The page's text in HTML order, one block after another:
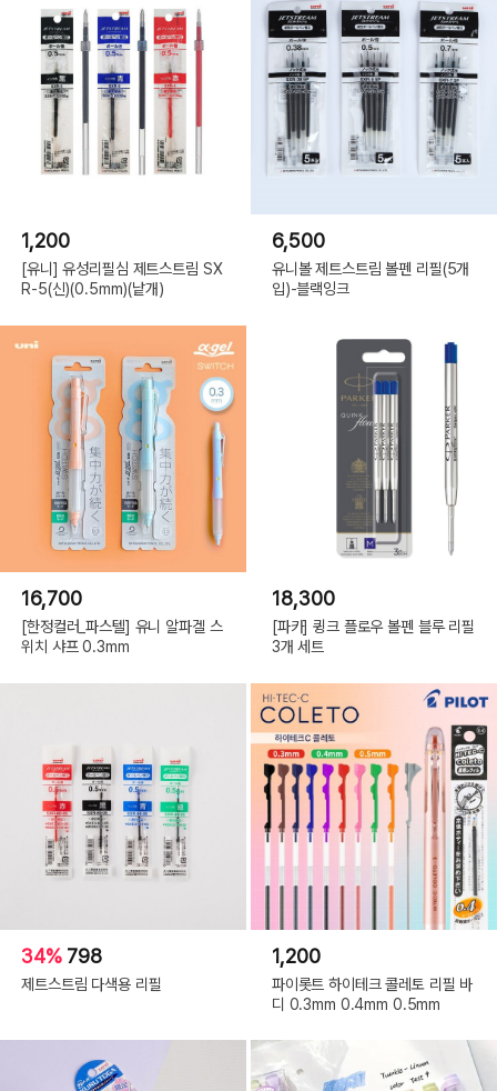
1,200
[유니] 유성리필심 제트스트림 SX
R-5(신)(0.5mm)(낱개)
6,500
유니볼 제트스트림 볼펜 리필(5개
입)-블랙잉크
16,700
[한정컬러_파스텔] 유니 알파겔 스
위치 샤프 0.3mm
18,300
[파카] 큉크 플로우 볼펜 블루 리필
3개 세트
34% 798
제트스트림 다색용 리필
1,200
파이롯트 하이테크 콜레토 리필 바
디 0.3mm 0.4mm 0.5mm